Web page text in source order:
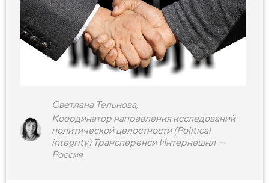
Светлана Тельнова,
Координатор направления исследований
политической целостности (Political
integrity) Трансперенси Интернешнл —
Россия